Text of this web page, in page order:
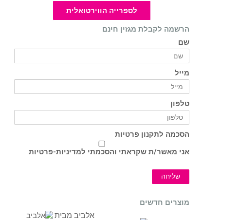
לספרייה הווירטואלית
הרשמה לקבלת מגזין חינם
שם
מייל
טלפון
הסכמה לתקנון פרטיות
אני מאשר/ת שקראתי והסכמתי למדיניות-פרטיות
שליחה
מוצרים חדשים
אלביב מבית